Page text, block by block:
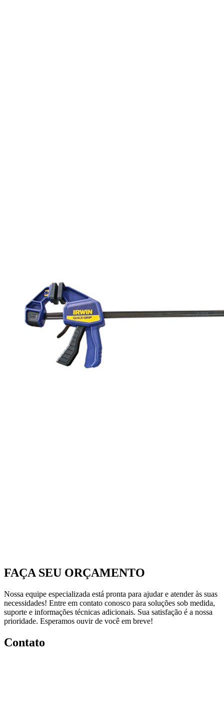
FAÇA SEU ORÇAMENTO
Nossa equipe especializada está pronta para ajudar e atender às suas
necessidades! Entre em contato conosco para soluções sob medida,
suporte e informações técnicas adicionais. Sua satisfação é a nossa
prioridade. Esperamos ouvir de você em breve!
Contato